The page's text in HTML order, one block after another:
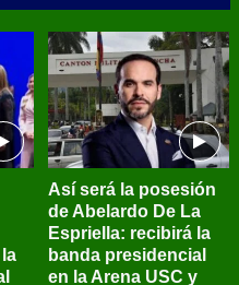
Así será la posesión
de Abelardo De La
Espriella: recibirá la
banda presidencial
en la Arena USC y